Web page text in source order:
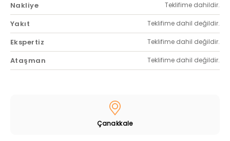
Nakliye Teklifime dahildir.
Yakıt Teklifime dahil değildir.
Ekspertiz Teklifime dahil değildir.
Ataşman Teklifime dahil değildir.
Çanakkale